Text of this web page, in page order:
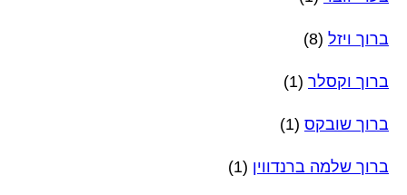
ברוך ויזל (8)
ברוך וקסלר (1)
ברוך שובקס (1)
ברוך שלמה ברנדווין (1)